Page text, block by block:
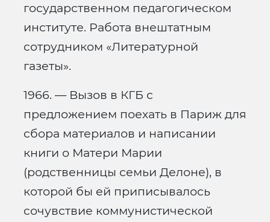
государственном педагогическом
институте. Работа внештатным
сотрудником «Литературной
газеты».
1966. — Вызов в КГБ с
предложением поехать в Париж для
сбора материалов и написании
книги о Матери Марии
(родственницы семьи Делоне), в
которой бы ей приписывалось
сочувствие коммунистической